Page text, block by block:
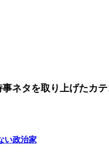
ネタを取り上げたカ
い政治家